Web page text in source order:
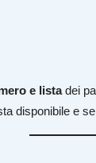
e listadei
disponibile e